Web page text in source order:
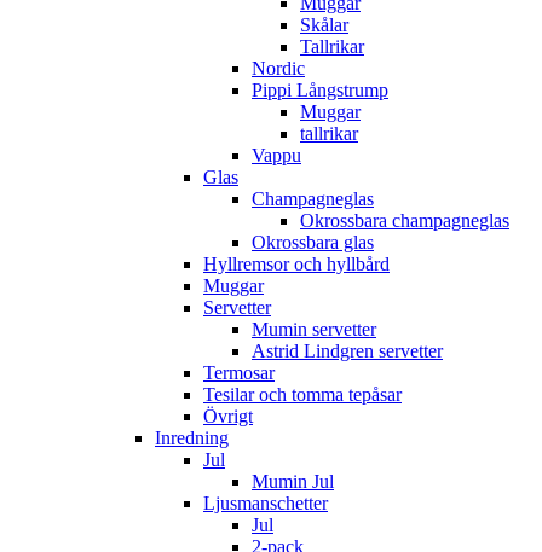
Skålar
Tallrikar
Nordic
Pippi Långstrump
Muggar
tallrikar
Vappu
Glas
Champagneglas
Okrossbara champagneglas
Okrossbara glas
Hyllremsor och hyllbård
Muggar
Servetter
Mumin servetter
Astrid Lindgren servetter
Termosar
Tesilar och tomma tepåsar
Övrigt
Inredning
Jul
Mumin Jul
Ljusmanschetter
Jul
2-pack